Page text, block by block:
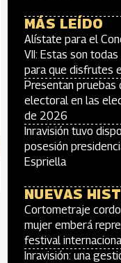
MÁS LEÍDO
Alístate para el
VII: Estas son
para que disfrutes
Presentan pruebas
electoral en las
de 2026
Inravisión tuvo
posesión
Espriella
NUEVAS
Cortometraje
mujer emberá
festival
Inravisión: una